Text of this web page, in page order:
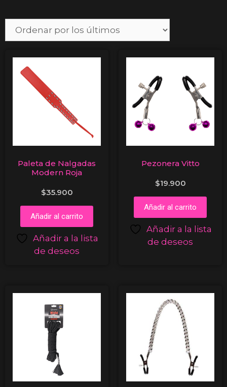
Paleta de Nalgadas
Modern Roja
$35.900
Añadir al carrito
Añadir a la lista
de deseos
Pezonera Vitto
$19.900
Añadir al carrito
Añadir a la lista
de deseos